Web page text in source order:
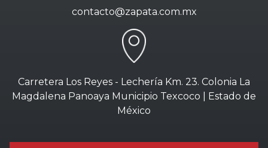
contacto@zapata.com.mx
Carretera Los Reyes - Lechería Km. 23. Colonia La
Magdalena Panoaya Municipio Texcoco | Estado de
México